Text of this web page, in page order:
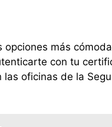
más
con tu
oficinas de la